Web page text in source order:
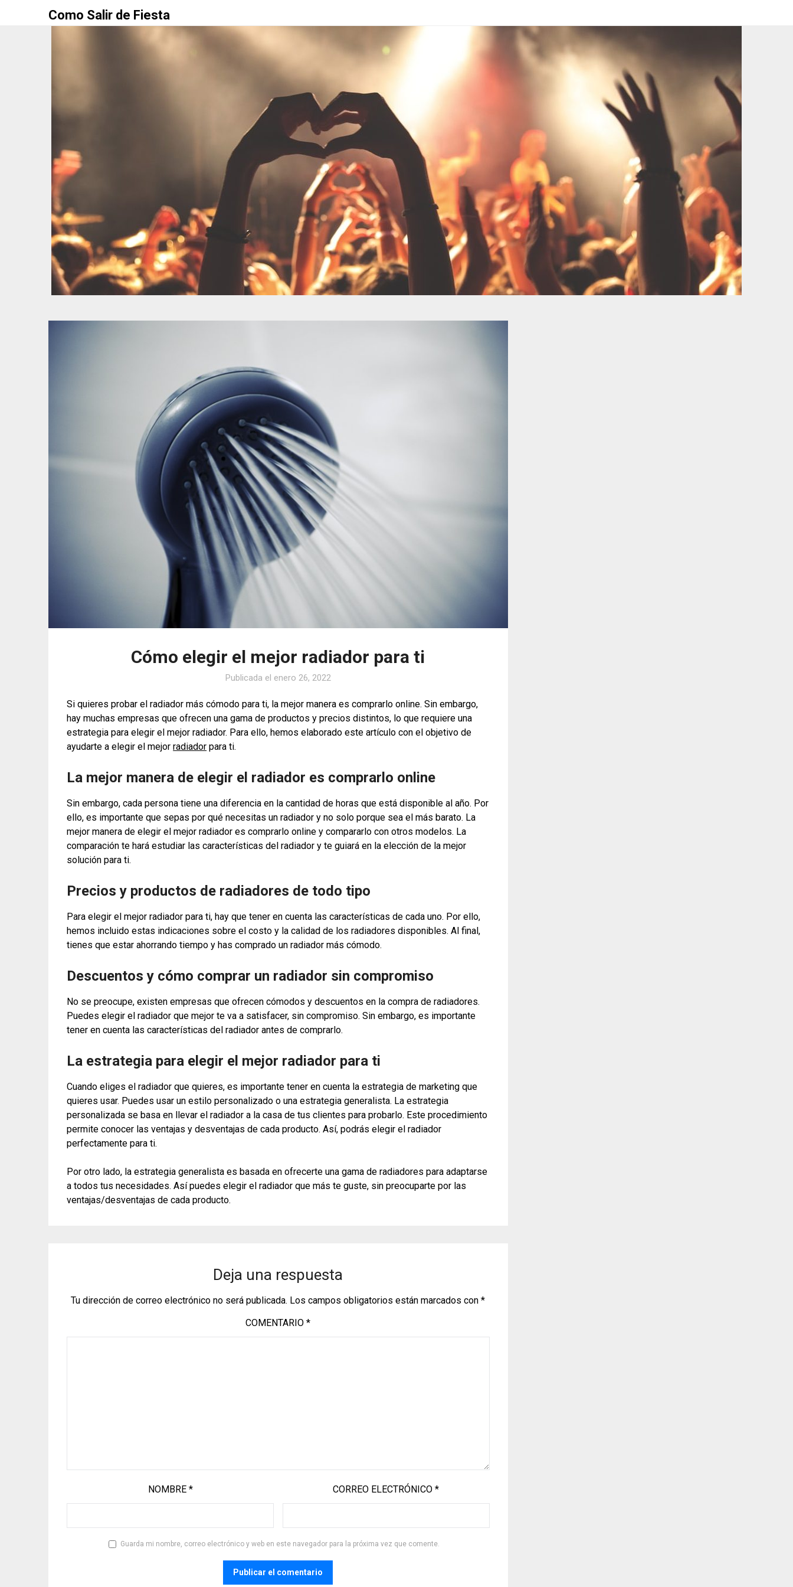
Como Salir de Fiesta
Cómo elegir el mejor radiador para ti
Publicada el enero 26, 2022
Si quieres probar el radiador más cómodo para ti, la mejor manera es comprarlo online. Sin embargo,
hay muchas empresas que ofrecen una gama de productos y precios distintos, lo que requiere una
estrategia para elegir el mejor radiador. Para ello, hemos elaborado este artículo con el objetivo de
ayudarte a elegir el mejorradiador para ti.
La mejor manera de elegir el radiador es comprarlo online
Sin embargo, cada persona tiene una diferencia en la cantidad de horas que está disponible al año. Por
ello, es importante que sepas por qué necesitas un radiador y no solo porque sea el más barato. La
mejor manera de elegir el mejor radiador es comprarlo online y compararlo con otros modelos. La
comparación te hará estudiar las características del radiador y te guiará en la elección de la mejor
solución para ti.
Precios y productos de radiadores de todo tipo
Para elegir el mejor radiador para ti, hay que tener en cuenta las características de cada uno. Por ello,
hemos incluido estas indicaciones sobre el costo y la calidad de los radiadores disponibles. Al final,
tienes que estar ahorrando tiempo y has comprado un radiador más cómodo.
Descuentos y cómo comprar un radiador sin compromiso
No se preocupe, existen empresas que ofrecen cómodos y descuentos en la compra de radiadores.
Puedes elegir el radiador que mejor te va a satisfacer, sin compromiso. Sin embargo, es importante
tener en cuenta las características del radiador antes de comprarlo.
La estrategia para elegir el mejor radiador para ti
Cuando eliges el radiador que quieres, es importante tener en cuenta la estrategia de marketing que
quieres usar. Puedes usar un estilo personalizado o una estrategia generalista. La estrategia
personalizada se basa en llevar el radiador a la casa de tus clientes para probarlo. Este procedimiento
permite conocer las ventajas y desventajas de cada producto. Así, podrás elegir el radiador
perfectamente para ti.
Por otro lado, la estrategia generalista es basada en ofrecerte una gama de radiadores para adaptarse
a todos tus necesidades. Así puedes elegir el radiador que más te guste, sin preocuparte por las
ventajas/desventajas de cada producto.
Deja una respuesta
Tu dirección de correo electrónico no será publicada. Los campos obligatorios están marcados con*
COMENTARIO*
NOMBRE * CORREO ELECTRÓNICO*
Guarda mi nombre, correo electrónico y web en este navegador para la próxima vez que comente.